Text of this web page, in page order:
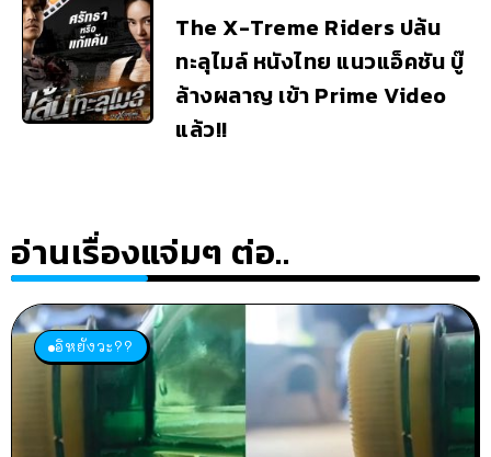
The X-Treme Riders ปล้น
ทะลุไมล์ หนังไทย แนวแอ็คชัน บู๊
ล้างผลาญ เข้า Prime Video
แล้ว!!
อ่านเรื่องแจ่มๆ ต่อ..
อิหยังวะ??